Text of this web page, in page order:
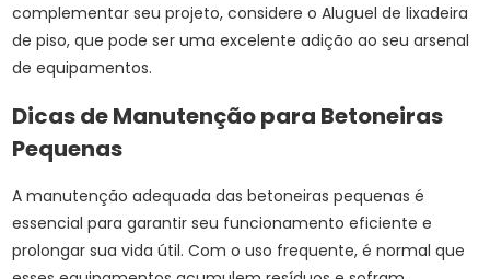
complementar seu projeto, considere oAluguel de lixadeira
de piso, que pode ser uma excelente adição ao seu arsenal
de equipamentos.
Dicas de Manutenção para Betoneiras
Pequenas
A manutenção adequada das betoneiras pequenas é
essencial para garantir seu funcionamento eficiente e
prolongar sua vida útil. Com o uso frequente, é normal que